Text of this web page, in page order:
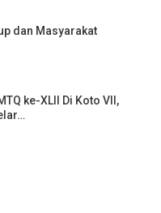
dan Masyarakat
ke-XLII Di Koto VII,